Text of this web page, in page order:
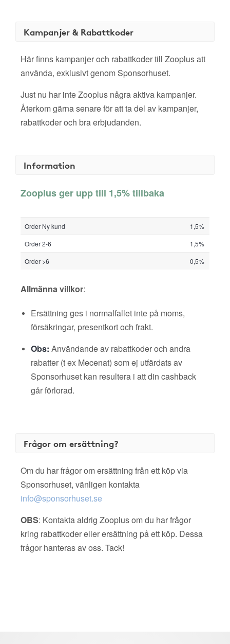
Kampanjer & Rabattkoder
Här finns kampanjer och rabattkoder till Zooplus att
använda, exklusivt genom Sponsorhuset.
Just nu har inte Zooplus några aktiva kampanjer.
Återkom gärna senare för att ta del av kampanjer,
rabattkoder och bra erbjudanden.
Information
Zooplus ger upp till 1,5% tillbaka
Order Ny kund
1,5%
Order 2-6
1,5%
Order >6
0,5%
Allmänna villkor:
Ersättning ges i normalfallet inte på moms,
försäkringar, presentkort och frakt.
Obs: Användande av rabattkoder och andra
rabatter (t ex Mecenat) som ej utfärdats av
Sponsorhuset kan resultera i att din cashback
går förlorad.
Frågor om ersättning?
Om du har frågor om ersättning från ett köp via
Sponsorhuset, vänligen kontakta
info@sponsorhuset.se
OBS: Kontakta aldrig Zooplus om du har frågor
kring rabattkoder eller ersättning på ett köp. Dessa
frågor hanteras av oss. Tack!